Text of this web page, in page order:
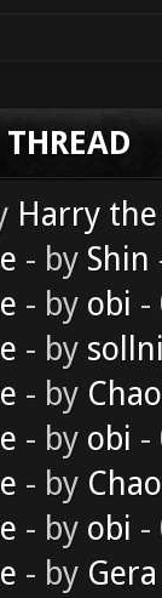
Harry
- by Shin
- by obi -
- by
- by
- by obi -
- by
- by obi -
- by Gera